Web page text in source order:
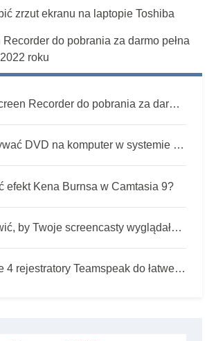
zrzut ekranu na laptopie Toshiba
do pobrania za darmo pełna
roku
Top 10 Screen Recorder do pobrania za darmo pełna wersja na PC w 2022 roku
Jak nagrywać DVD na komputer w systemie Windows 10 i Mac?
efekt Kena Burnsa w Camtasia 9?
Jak sprawić, by Twoje screencasty wyglądały lepiej (i łatwiej je edytować)
Najlepsze 4 rejestratory Teamspeak do łatwego przechwytywania TeamSpeak